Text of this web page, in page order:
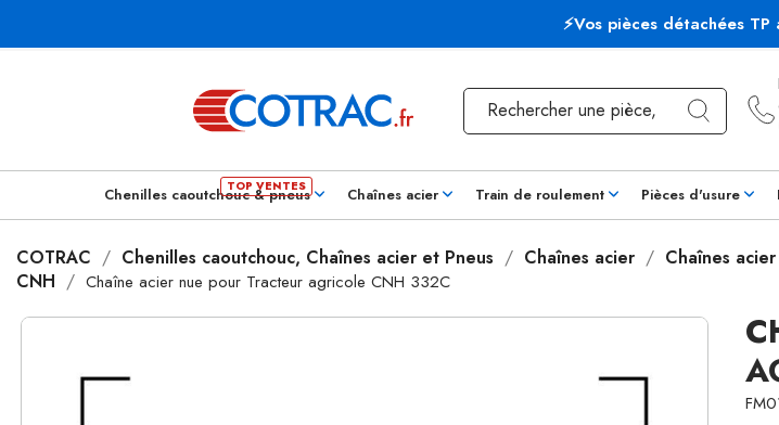
⚡Vos pièces détachées
Chenilles caoutchouc & pneus Chaînes acier Train de roulement Pièces d'usure
COTRAC Chenilles caoutchouc, Chaînes acier et Pneus Chaînes acier Chaînes
CNH
Chaîne acier nue pour Tracteur agricole CNH 332C